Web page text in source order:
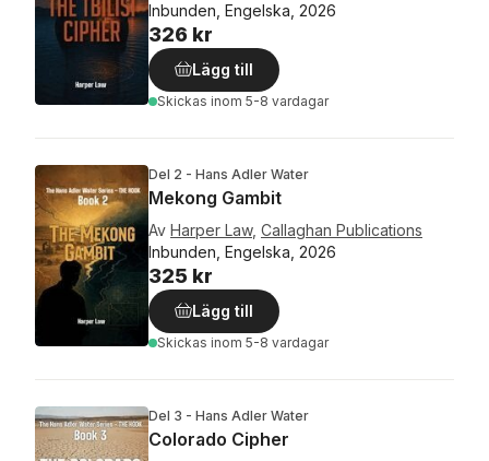
Inbunden, Engelska, 2026
326 kr
Lägg till
Skickas inom 5-8 vardagar
Del 2 - Hans Adler Water
Mekong Gambit
Av Harper Law, Callaghan Publications
Inbunden, Engelska, 2026
325 kr
Lägg till
Skickas inom 5-8 vardagar
Del 3 - Hans Adler Water
Colorado Cipher